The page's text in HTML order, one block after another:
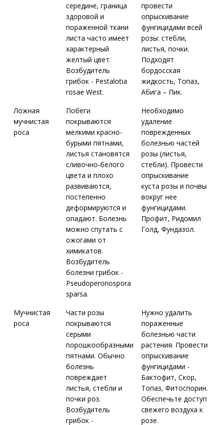
середине, граница
здоровой и
пораженной ткани
листа часто имеет
характерный
желтый цвет.
Возбудитель
грибок - Pestalotia
rosae West.
провести
опрыскивание
фунгицидами всей
розы: стебли,
листья, почки.
Подходят
бордосская
жидкость, Топаз,
Абига – Пик.
Ложная
мучнистая
роса
Побеги
покрываются
мелкими красно-
бурыми пятнами,
листья становятся
сливочно-белого
цвета и плохо
развиваются,
постепенно
деформируются и
опадают. Болезнь
можно спутать с
ожогами от
химикатов.
Возбудитель
болезни грибок -
Pseudoperonospora
sparsa.
Необходимо
удаление
поврежденных
болезнью частей
розы (листья,
стебли). Провести
опрыскивание
куста розы и почвы
вокруг нее
фунгицидами.
Профит, Ридомил
Голд, Фундазол.
Мучнистая
роса
Части розы
покрываются
серыми
порошкообразными
пятнами. Обычно
болезнь
повреждает
листья, стебли и
почки роз.
Возбудитель
грибок -
Нужно удалить
пораженные
болезнью части
растения. Провести
опрыскивание
фунгицидами -
Бактофит, Скор,
Топаз, Фитоспорин.
Обеспечьте доступ
свежего воздуха к
розе.